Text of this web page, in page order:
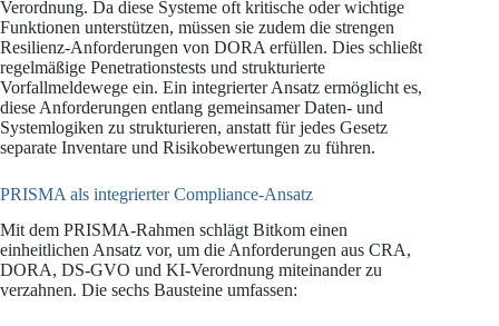
Verordnung. Da diese Systeme oft kritische oder wichtige
Funktionen unterstützen, müssen sie zudem die strengen
Resilienz-Anforderungen von DORA erfüllen. Dies schließt
regelmäßige Penetrationstests und strukturierte
Vorfallmeldewege ein. Ein integrierter Ansatz ermöglicht es,
diese Anforderungen entlang gemeinsamer Daten- und
Systemlogiken zu strukturieren, anstatt für jedes Gesetz
separate Inventare und Risikobewertungen zu führen.
PRISMA als integrierter Compliance-Ansatz
Mit dem PRISMA-Rahmen schlägt Bitkom einen
einheitlichen Ansatz vor, um die Anforderungen aus CRA,
DORA, DS-GVO und KI-Verordnung miteinander zu
verzahnen. Die sechs Bausteine umfassen: